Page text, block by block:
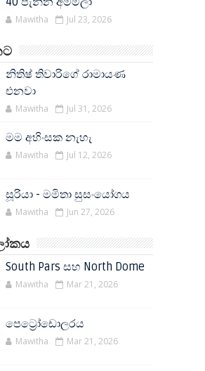
Mawitha Jul 23, 2026
නිතිෂ් තිවාරිගේ රාමායණ
එනවා
Mawitha Jul 31, 2026
මම අහිංසක නැහැ
Mawitha Jul 12, 2026
සූරියා - මමිතා සුසංයෝගය
Mawitha Jun 27, 2026
South Pars සහ North Dome
Mawitha Mar 21, 2026
පෙට්‍රෝඩොලරය
Mawitha Mar 21, 2026